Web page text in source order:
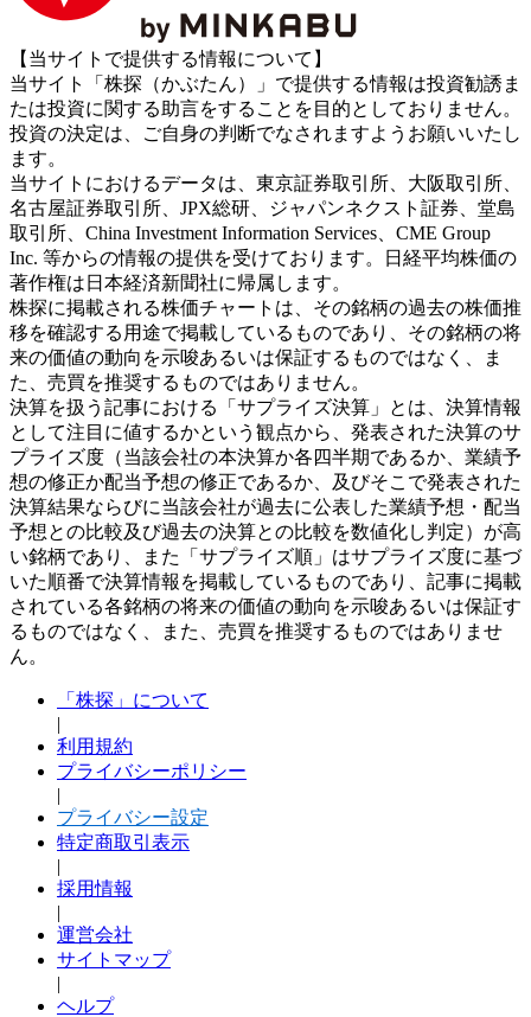
【当サイトで提供する情報について】
当サイト「株探（かぶたん）」で提供する情報は投資勧誘ま
たは投資に関する助言をすることを目的としておりません。
投資の決定は、ご自身の判断でなされますようお願いいたし
ます。
当サイトにおけるデータは、東京証券取引所、大阪取引所、
名古屋証券取引所、JPX総研、ジャパンネクスト証券、堂島
取引所、China Investment Information Services、CME Group
Inc. 等からの情報の提供を受けております。日経平均株価の
著作権は日本経済新聞社に帰属します。
株探に掲載される株価チャートは、その銘柄の過去の株価推
移を確認する用途で掲載しているものであり、その銘柄の将
来の価値の動向を示唆あるいは保証するものではなく、ま
た、売買を推奨するものではありません。
決算を扱う記事における「サプライズ決算」とは、決算情報
として注目に値するかという観点から、発表された決算のサ
プライズ度（当該会社の本決算か各四半期であるか、業績予
想の修正か配当予想の修正であるか、及びそこで発表された
決算結果ならびに当該会社が過去に公表した業績予想・配当
予想との比較及び過去の決算との比較を数値化し判定）が高
い銘柄であり、また「サプライズ順」はサプライズ度に基づ
いた順番で決算情報を掲載しているものであり、記事に掲載
されている各銘柄の将来の価値の動向を示唆あるいは保証す
るものではなく、また、売買を推奨するものではありませ
ん。
「株探」について
|
利用規約
プライバシーポリシー
|
プライバシー設定
特定商取引表示
|
採用情報
|
運営会社
サイトマップ
|
ヘルプ